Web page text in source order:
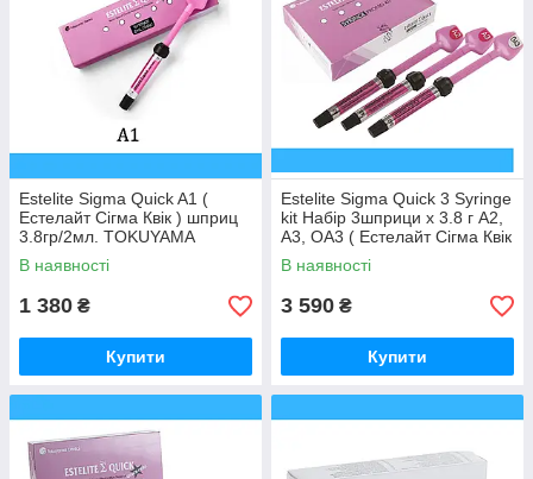
Estelite Sigma Quick A1 (
Естелайт Сігма Квік ) шприц
3.8гр/2мл. TOKUYAMA
DENTAL A1
В наявності
1 380 ₴
Купити
Estelite Sigma Quick 3 Syringe
kit Набір 3шприци х 3.8 г А2,
А3, ОА3 ( Естелайт Сігма Квік
) TOKUYAMA DENTAL
В наявності
3 590 ₴
Купити